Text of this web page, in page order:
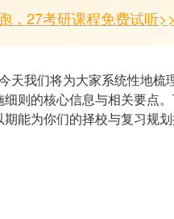
，27考研课程免费试听
天我们将为大家系统性地
则的核心信息与相关要点
能为你们的择校与复习规